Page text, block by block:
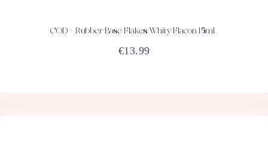
ACHETEZ DÉTAILS
COD – Rubber Base Flakes Whity Flacon 15mL
€13.99